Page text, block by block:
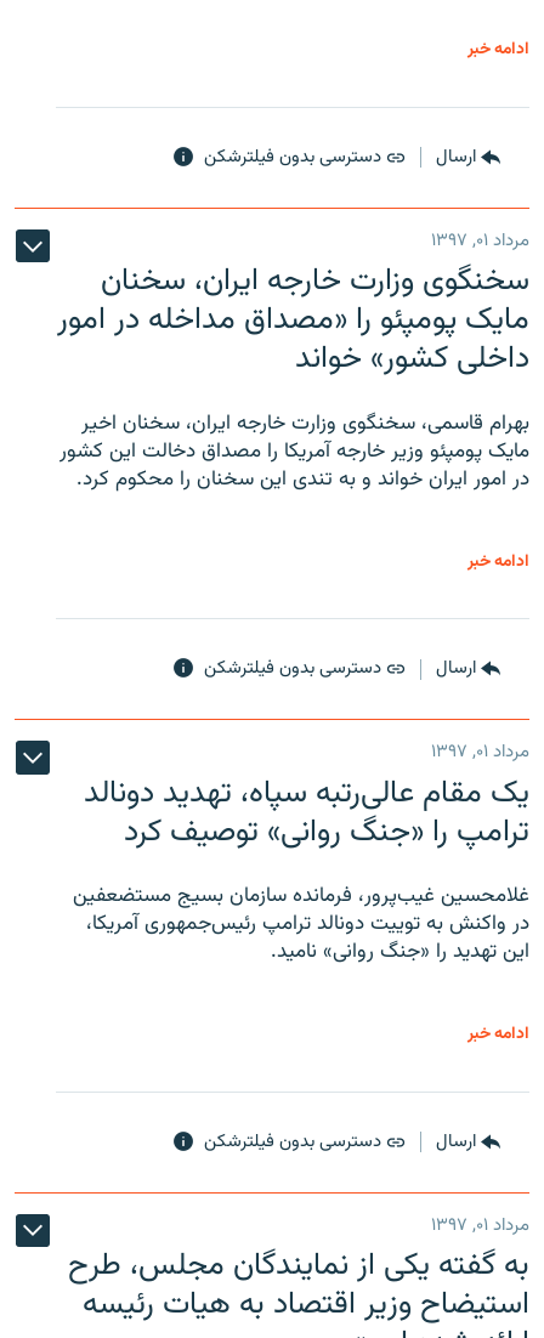
ادامه خبر
ارسال دسترسی بدون فیلترشکن
مرداد ۰۱, ۱۳۹۷
سخنگوی وزارت خارجه ایران، سخنان
مایک پومپئو را «مصداق مداخله در امور
داخلی کشور» خواند
بهرام قاسمی، سخنگوی وزارت خارجه ایران، سخنان اخیر
مایک پومپئو وزیر خارجه آمریکا را مصداق دخالت این کشور
در امور ایران خواند و به تندی این سخنان را محکوم کرد.
ادامه خبر
ارسال دسترسی بدون فیلترشکن
مرداد ۰۱, ۱۳۹۷
یک مقام عالی‌رتبه سپاه، تهدید دونالد
ترامپ را «جنگ روانی» توصیف کرد
غلامحسین غیب‌پرور، فرمانده سازمان بسیج مستضعفین
در واکنش به توییت دونالد ترامپ رئیس‌جمهوری آمریکا،
این تهدید را «جنگ روانی» نامید.
ادامه خبر
ارسال دسترسی بدون فیلترشکن
مرداد ۰۱, ۱۳۹۷
به گفته یکی از نمایندگان مجلس، طرح
استیضاح وزیر اقتصاد به هیات رئیسه